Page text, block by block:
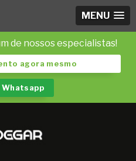
MENU
de nossos especialistas!
agora mesmo
Whatsapp